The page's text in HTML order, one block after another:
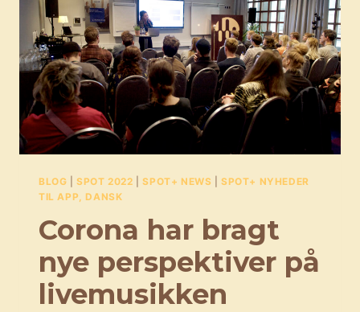
SPOT+
BLOG |SPOT 2022 |SPOT+ NEWS |SPOT+ NYHEDER
TIL APP, DANSK
Corona har bragt
nye perspektiver på
livemusikken